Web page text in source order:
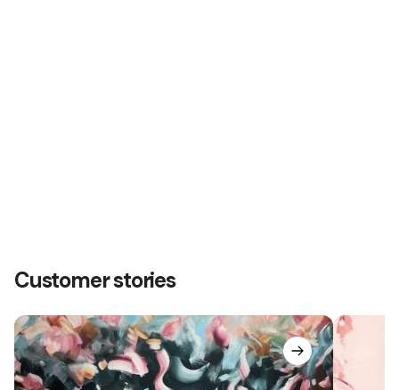
Customer stories